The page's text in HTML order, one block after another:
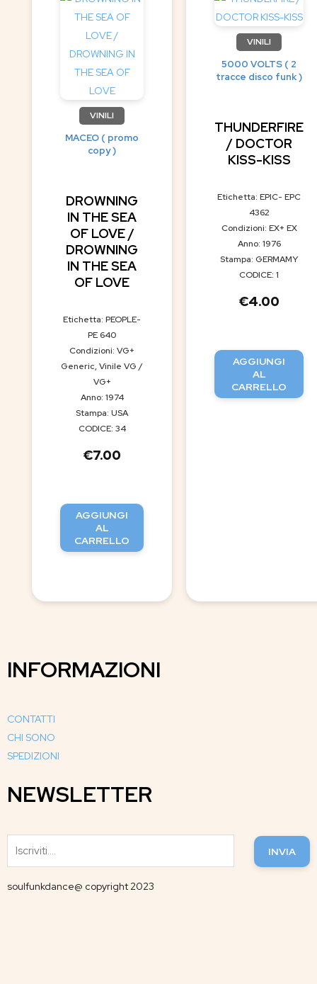
VINILI
MACEO ( promo
copy )
DROWNING
IN THE SEA
OF LOVE /
DROWNING
IN THE SEA
OF LOVE
Etichetta: PEOPLE-
PE 640
Condizioni: VG+
Generic, Vinile VG /
VG+
Anno: 1974
Stampa: USA
CODICE: 34
€7.00
AGGIUNGI
AL
CARRELLO
VINILI
5000 VOLTS ( 2
tracce disco funk )
THUNDERFIRE
/ DOCTOR
KISS-KISS
Etichetta: EPIC- EPC
4362
Condizioni: EX+ EX
Anno: 1976
Stampa: GERMAMY
CODICE: 1
€4.00
AGGIUNGI
AL
CARRELLO
INFORMAZIONI
CONTATTI
CHI SONO
SPEDIZIONI
NEWSLETTER
INVIA
soulfunkdance@ copyright 2023